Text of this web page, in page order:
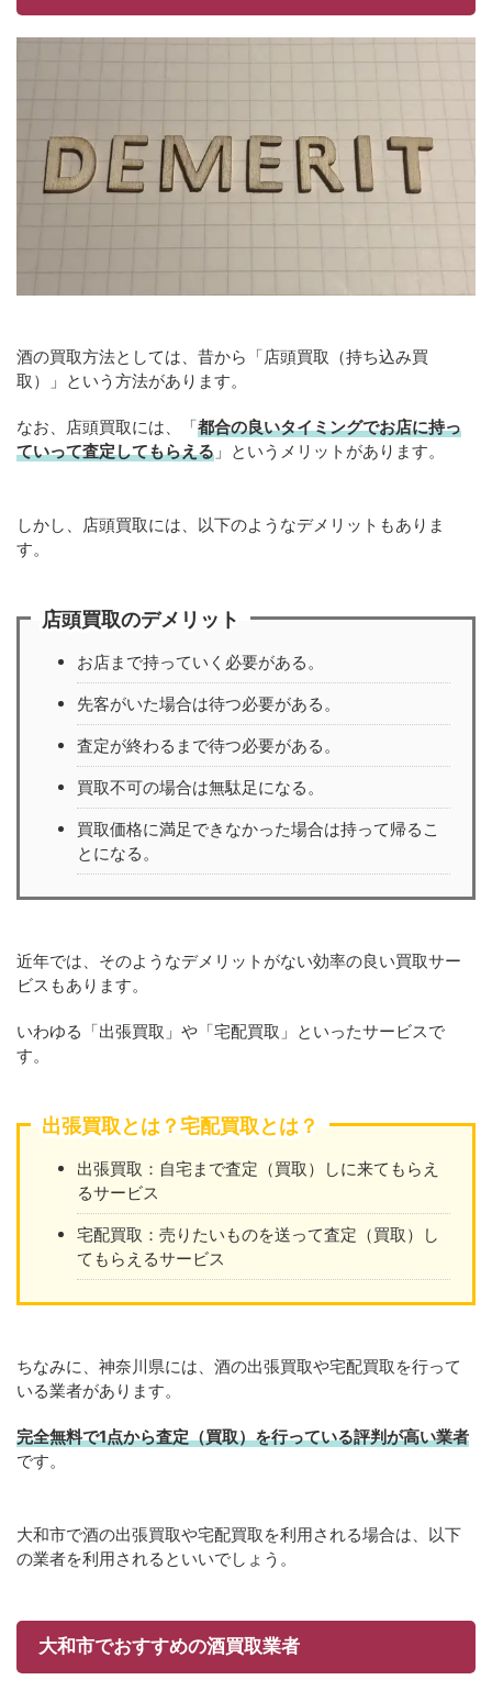
酒の買取方法としては、昔から「店頭買取（持ち込み買
取）」という方法があります。
なお、店頭買取には、「都合の良いタイミングでお店に持っ
ていって査定してもらえる 」というメリットがあります。
しかし、店頭買取には、以下のようなデメリットもありま
す。
店頭買取のデメリット
お店まで持っていく必要がある。
先客がいた場合は待つ必要がある。
査定が終わるまで待つ必要がある。
買取不可の場合は無駄足になる。
買取価格に満足できなかった場合は持って帰るこ
とになる。
近年では、そのようなデメリットがない効率の良い買取サー
ビスもあります。
いわゆる「出張買取」や「宅配買取」といったサービスで
す。
出張買取とは？宅配買取とは？
出張買取：自宅まで査定（買取）しに来てもらえ
るサービス
宅配買取：売りたいものを送って査定（買取）し
てもらえるサービス
ちなみに、神奈川県には、酒の出張買取や宅配買取を行って
いる業者があります。
完全無料で1点から査定（買取）を行っている評判が高い業者
です。
大和市で酒の出張買取や宅配買取を利用される場合は、以下
の業者を利用されるといいでしょう。
大和市でおすすめの酒買取業者